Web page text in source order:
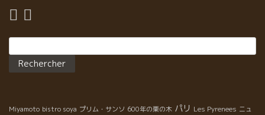
Miyamoto bistro soya プリム・サンソ 600年の栗の木 パリ Les Pyrenees ニュ